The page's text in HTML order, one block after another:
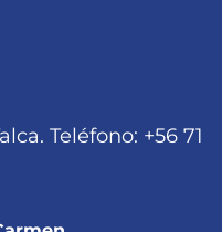
Teléfono: +56 71